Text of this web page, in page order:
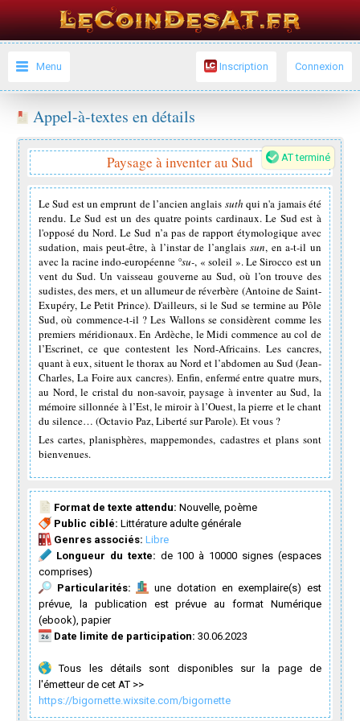
Inscription Connexion
Menu
Appel-à-textes en détails
AT terminé
Paysage à inventer au Sud
Le Sud est un emprunt de l’ancien anglais suthqui n'a jamais été
rendu. Le Sud est un des quatre points cardinaux. Le Sud est à
l'opposé du Nord. Le Sud n’a pas de rapport étymologique avec
sudation, mais peut-être, à l’instar de l’anglais sun, en a-t-il un
avec la racine indo-européenne °su-, « soleil ». Le Sirocco est un
vent du Sud. Un vaisseau gouverne au Sud, où l’on trouve des
sudistes, des mers, et un allumeur de réverbère (Antoine de Saint-
Exupéry, Le Petit Prince). D'ailleurs, si le Sud se termine au Pôle
Sud, où commence-t-il ? Les Wallons se considèrent comme les
premiers méridionaux. En Ardèche, le Midi commence au col de
l’Escrinet, ce que contestent les Nord-Africains. Les cancres,
quant à eux, situent le thorax au Nord et l’abdomen au Sud (Jean-
Charles, La Foire aux cancres). Enfin, enfermé entre quatre murs,
au Nord, le cristal du non-savoir, paysage à inventer au Sud, la
mémoire sillonnée à l’Est, le miroir à l’Ouest, la pierre et le chant
du silence… (Octavio Paz, Liberté sur Parole). Et vous ?
Les cartes, planisphères, mappemondes, cadastres et plans sont
bienvenues.
Format de texte attendu: Nouvelle, poème
Public ciblé: Littérature adulte générale
Genres associés: Libre
Longueur du texte: de 100 à 10000 signes (espaces
comprises)
Particularités:
une dotation en exemplaire(s) est
prévue, la publication est prévue au format Numérique
(ebook), papier
Date limite de participation: 30.06.2023
Tous les détails sont disponibles sur la page de
l'émetteur de cet AT >>
https://bigornette.wixsite.com/bigornette